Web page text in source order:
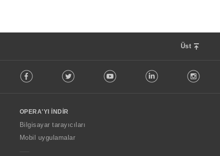
Üst
o
w
O
p
Facebook Twitter Youtube LinkedIn
OPERA'YI İNDIR
Bilgisayar tarayıcıları
Mobil uygulamalar